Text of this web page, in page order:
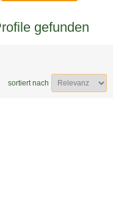
gefunden
sortiert nach